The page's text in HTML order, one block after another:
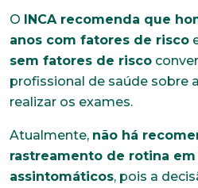
O INCA recomenda que
anos com fatores de risco
sem fatores de risco
profissional de saúde sobre
realizar os exames.
Atualmente, não há
rastreamento de rotina
assintomáticos, pois a